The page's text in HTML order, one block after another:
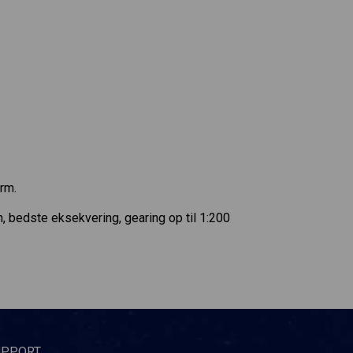
bedste eksekvering, gearing op til 1:200